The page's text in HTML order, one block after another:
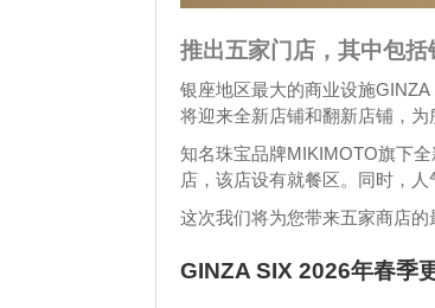
推出五家门店，其中包
银座地区最大的商业设施
将迎来全新店铺和翻新店铺，为
知名珠宝品牌MIKIMOTO旗下
店，该店设有就餐区。同时，人
这次我们将为您带来五家商店的
GINZA SIX 2026年春季